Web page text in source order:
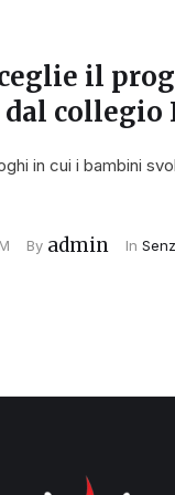
il
collegio
in cui i bambini
By admin In